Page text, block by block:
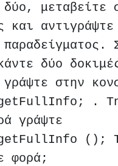
μεταβείτε
και
δύο
στην
.
γράψτε
();
φορά;